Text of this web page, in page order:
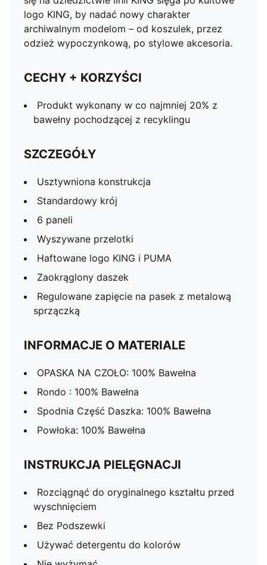
logo KING, by nadać nowy charakter
archiwalnym modelom – od koszulek, przez
odzież wypoczynkową, po stylowe akcesoria.
CECHY + KORZYŚCI
Produkt wykonany w co najmniej 20% z
bawełny pochodzącej z recyklingu
SZCZEGÓŁY
Usztywniona konstrukcja
Standardowy krój
6 paneli
Wyszywane przelotki
Haftowane logo KING i PUMA
Zaokrąglony daszek
Regulowane zapięcie na pasek z metalową
sprzączką
INFORMACJE O MATERIALE
OPASKA NA CZOŁO: 100% Bawełna
Rondo : 100% Bawełna
Spodnia Część Daszka: 100% Bawełna
Powłoka: 100% Bawełna
INSTRUKCJA PIELĘGNACJI
Rozciągnąć do oryginalnego kształtu przed
wyschnięciem
Bez Podszewki
Używać detergentu do kolorów